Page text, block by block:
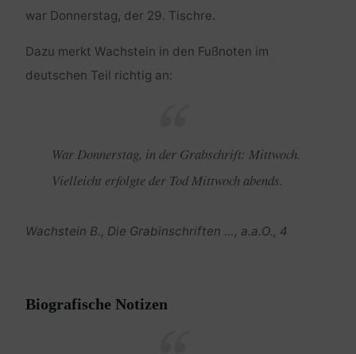
war Donnerstag, der 29. Tischre.
Dazu merkt Wachstein in den Fußnoten im
deutschen Teil richtig an:
War Donnerstag, in der Grabschrift: Mittwoch.
Vielleicht erfolgte der Tod Mittwoch abends.
Wachstein B., Die Grabinschriften …, a.a.O., 4
Biografische Notizen